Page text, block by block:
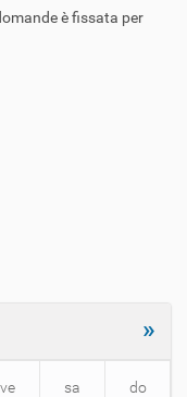
è fissata per
»
ve sa do